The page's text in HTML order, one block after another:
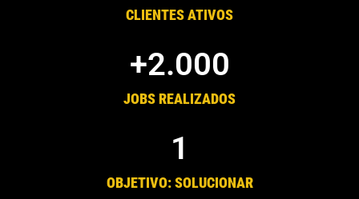
CLIENTES ATIVOS
JOBS REALIZADOS
+2.000
OBJETIVO: SOLUCIONAR
1